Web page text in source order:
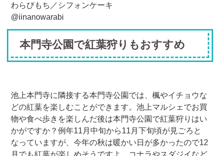
わらびもち／シフォンケーキ
@iinanowarabi
本門寺公園で紅葉狩りもおすすめ
池上本門寺に隣接する本門寺公園では、楓やイチョウな
どの紅葉を楽しむことができます。池上マルシェでお買
物や食べ歩きを楽しんだ後は本門寺公園で紅葉狩りはい
かがですか？例年11月中旬から11月下旬頃が見ごろと
なっていますが、今年の秋は暖かい日が多かったので12